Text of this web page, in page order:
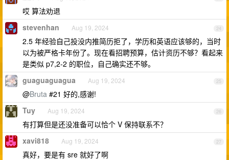
哎 算法劝退
24
stevenhan Aug 19, 2024
2.5 年经验自己投没内推简历拒了，学历和英语应该够的，当时
以为被严格卡年份了。现在看招聘预算，估计资历不够？看起来
是类似 p7,2-2 的职位，自己确实还不够。
25
guaguaguagua Aug 19, 2024
@Bruta #21 好的,感谢!
26
Tuy Aug 19, 2024
有打算但是还没准备可以恰个 V 保持联系不？
27
xavi818 Aug 19, 2024
真好，要是有 sre 就好了啊